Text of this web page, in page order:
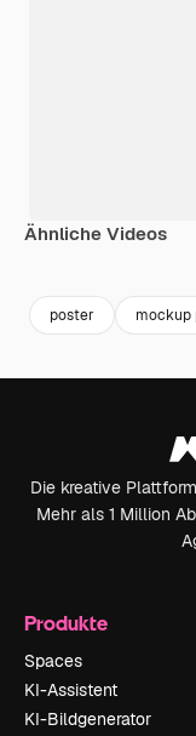
Ähnliche Videos
poster mockup
Die kreative
Mehr als 1 Million
Produkte
Spaces
KI-Assistent
KI-Bildgenerator